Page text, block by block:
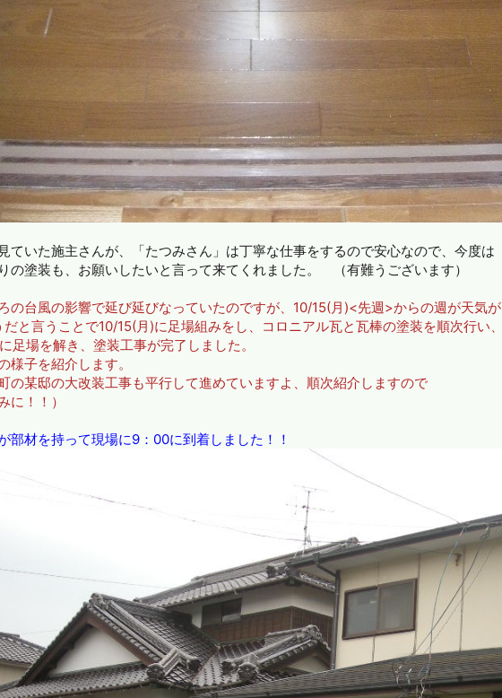
ていた施主さんが、「たつみさん」は丁寧な仕事をするので安心なので、今度は
の塗装も、お願いしたいと言って来てくれました。 （有難うございます）
の台風の影響で延び延びなっていたのですが、10/15(月)<先週>からの週が天気が
と言うことで10/15(月)に足場組みをし、コロニアル瓦と瓦棒の塗装を順次行い、
足場を解き、塗装工事が完了しました。
様子を紹介します。
の某邸の大改装工事も平行して進めていますよ、順次紹介しますので
！！）
部材を持って現場に9：00に到着しました！！